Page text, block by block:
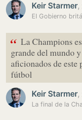
Keir Starmer,
“ La Champions
grande del mundo
aficionados de este
fútbol
Keir Starmer,